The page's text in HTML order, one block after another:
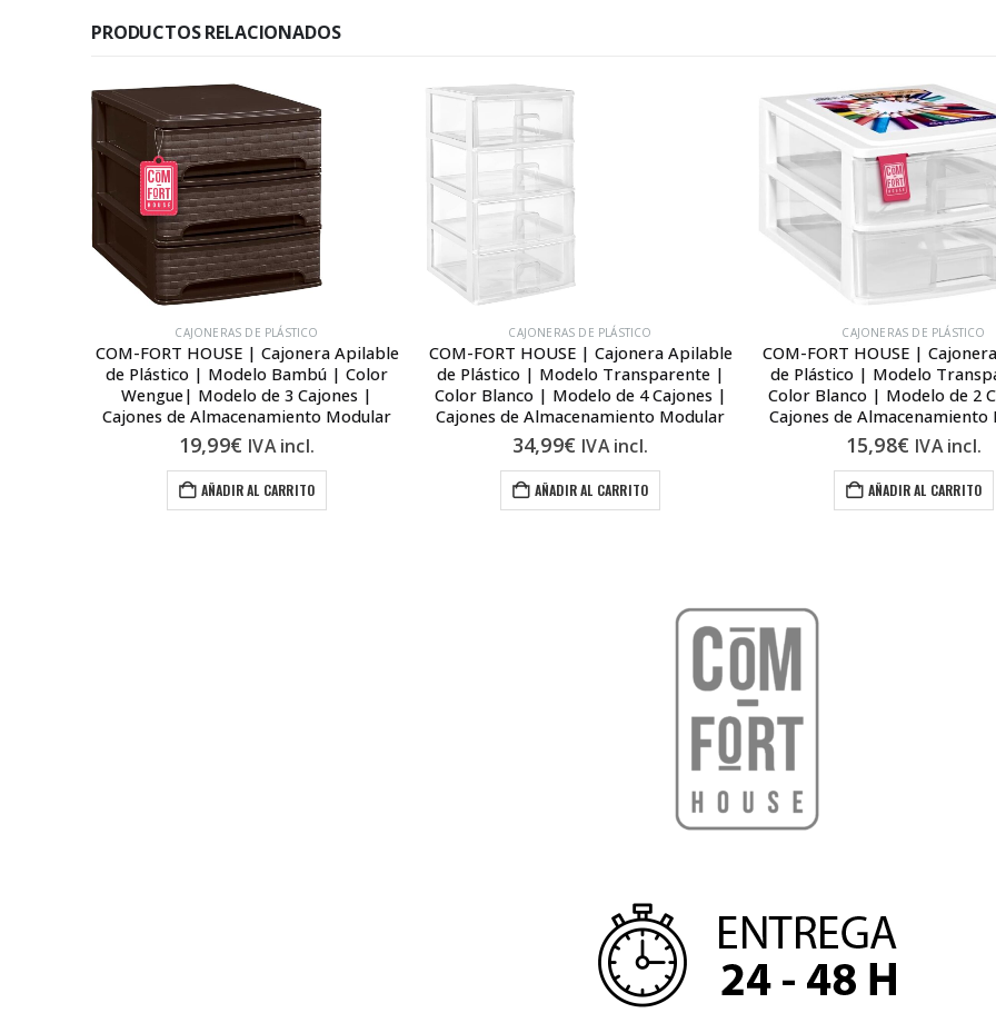
PRODUCTOS RELACIONADOS
CAJONERAS DE PLÁSTICO
COM-FORT HOUSE | Cajonera Apilable
de Plástico | Modelo Bambú | Color
Wengue| Modelo de 3 Cajones |
Cajones de Almacenamiento Modular
19,99€ IVA incl.
AÑADIR AL CARRITO
CAJONERAS DE PLÁSTICO
COM-FORT HOUSE | Cajonera Apilable
de Plástico | Modelo Transparente |
Color Blanco | Modelo de 4 Cajones |
Cajones de Almacenamiento Modular
34,99€ IVA incl.
AÑADIR AL CARRITO
CAJONERAS DE PLÁSTICO
COM-FORT HOUSE |
de Plástico | Modelo
Color Blanco | Modelo de 2
Cajones de Almacenamiento
15,98€ IVA incl.
AÑADIR AL CARRITO